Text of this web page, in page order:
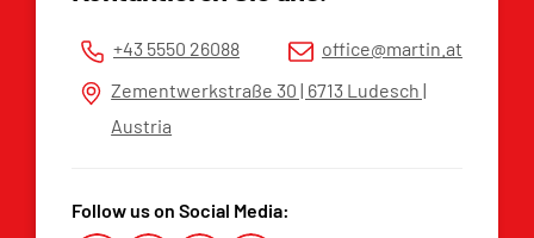
Plateforme d’alerte
+43 5550 26088
office@martin.at
Zementwerkstraße 30 | 6713 Ludesch |
Austria
Follow us on Social Media: